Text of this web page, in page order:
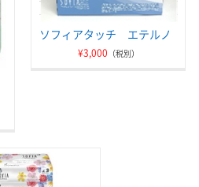
ソフィアタッチ エテルノ
¥3,000 （税別）